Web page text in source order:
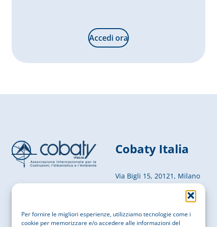
Per fornire le migliori esperienze, utilizziamo tecnologie come i
cookie per memorizzare e/o accedere alle informazioni del
Accedi ora
Cobaty Italia
Via Bigli 15, 20121, Milano
COD. FISCALE97087610156